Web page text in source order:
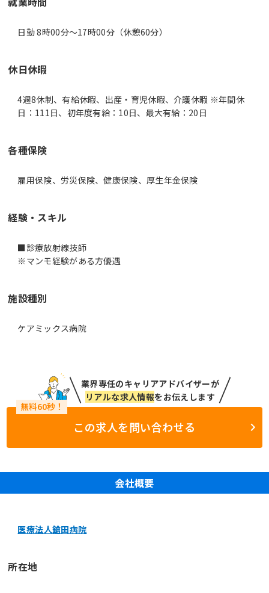
日勤 8時00分〜17時00分（休憩60分）
休日休暇
4週8休制、有給休暇、出産・育児休暇、介護休暇 ※年間休
日：111日、初年度有給：10日、最大有給：20日
各種保険
雇用保険、労災保険、健康保険、厚生年金保険
経験・スキル
■診療放射線技師
施設種別
ケアミックス病院
業界専任のキャリアアドバイザーが
リアルな求人情報をお伝えします
この求人を問い合わせる
会社概要
医療法人鎗田病院
所在地